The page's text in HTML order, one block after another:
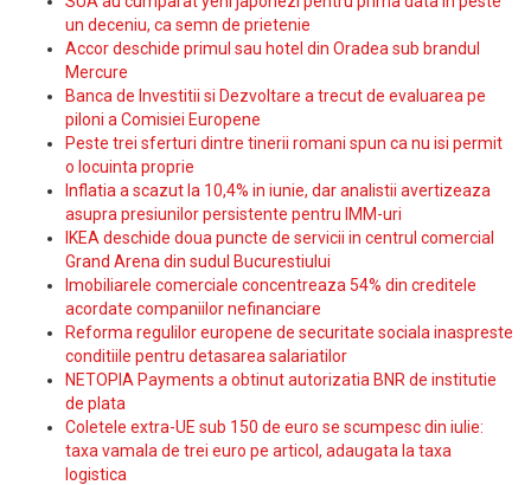
un deceniu, ca semn de prietenie
Accor deschide primul sau hotel din Oradea sub brandul
Mercure
Banca de Investitii si Dezvoltare a trecut de evaluarea pe
piloni a Comisiei Europene
Peste trei sferturi dintre tinerii romani spun ca nu isi permit
o locuinta proprie
Inflatia a scazut la 10,4% in iunie, dar analistii avertizeaza
asupra presiunilor persistente pentru IMM-uri
IKEA deschide doua puncte de servicii in centrul comercial
Grand Arena din sudul Bucurestiului
Imobiliarele comerciale concentreaza 54% din creditele
acordate companiilor nefinanciare
Reforma regulilor europene de securitate sociala inaspreste
conditiile pentru detasarea salariatilor
NETOPIA Payments a obtinut autorizatia BNR de institutie
de plata
Coletele extra-UE sub 150 de euro se scumpesc din iulie:
taxa vamala de trei euro pe articol, adaugata la taxa
logistica